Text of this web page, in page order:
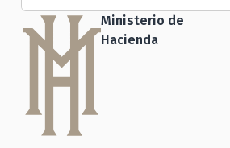
Ministerio de
Hacienda